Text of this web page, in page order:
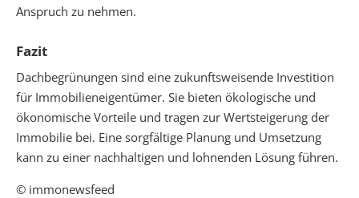
Anspruch zu nehmen.
Fazit
Dachbegrünungen sind eine zukunftsweisende Investition
für Immobilieneigentümer. Sie bieten ökologische und
ökonomische Vorteile und tragen zur Wertsteigerung der
Immobilie bei. Eine sorgfältige Planung und Umsetzung
kann zu einer nachhaltigen und lohnenden Lösung führen.
© immonewsfeed